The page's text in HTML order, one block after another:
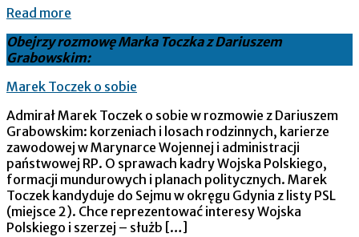
Read more
Obejrzy rozmowę Marka Toczka z Dariuszem
Grabowskim:
Marek Toczek o sobie
Admirał Marek Toczek o sobie w rozmowie z Dariuszem
Grabowskim: korzeniach i losach rodzinnych, karierze
zawodowej w Marynarce Wojennej i administracji
państwowej RP. O sprawach kadry Wojska Polskiego,
formacji mundurowych i planach politycznych. Marek
Toczek kandyduje do Sejmu w okręgu Gdynia z listy PSL
(miejsce 2). Chce reprezentować interesy Wojska
Polskiego i szerzej – służb […]